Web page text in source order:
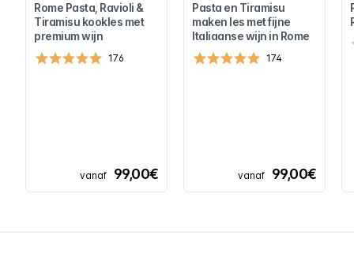
Rome Pasta, Ravioli &
Tiramisu kookles met
premium wijn
176
vanaf 99,00€
Pasta en Tiramisu
maken les met fijne
Italiaanse wijn in Rome
174
vanaf 99,00€